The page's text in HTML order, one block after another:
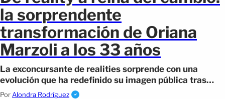
la sorprendente
transformación de Oriana
Marzoli a los 33 años
La exconcursante de realities sorprende con una
evolución que ha redefinido su imagen pública tras
más de una década en TV.
Por Alondra Rodríguez